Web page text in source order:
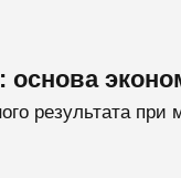
результата при